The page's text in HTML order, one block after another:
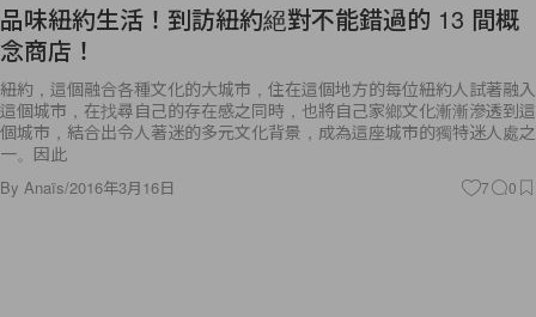
品味紐約生活！到訪紐約絕對不能錯過的 13 間概
念商店！
紐約，這個融合各種文化的大城市，住在這個地方的每位紐約人試著融入
這個城市，在找尋自己的存在感之同時，也將自己家鄉文化漸漸滲透到這
個城市，結合出令人著迷的多元文化背景，成為這座城市的獨特迷人處之
一。因此
By Anaïs/2016年3月16日 7 0